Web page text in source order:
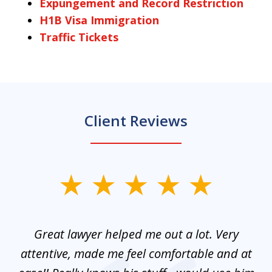
Expungement and Record Restriction
H1B Visa Immigration
Traffic Tickets
Client Reviews
Great lawyer helped me out a lot. Very
attentive, made me feel comfortable and at